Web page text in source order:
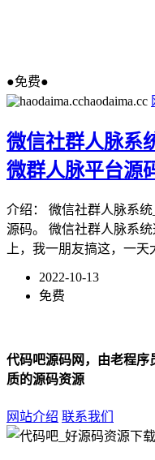
●免费●
haodaima.cc
微信社群人脉系
微群人脉平台源
介绍： 微信社群人脉系
源码。 微信社群人脉系
上，我一朋友搞这，一
2022-10-13
免费
代码吧源码网，由老程序
质的源码资源
网站介绍 联系我们